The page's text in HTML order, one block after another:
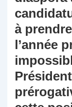
à
l’année